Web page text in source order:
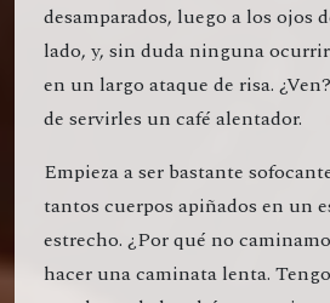
desamparados, luego a los ojos
lado, y, sin duda ninguna
en un largo ataque de risa.
de servirles un café alentador.
Empieza a ser bastante
tantos cuerpos apiñados en un
estrecho. ¿Por qué no
hacer una caminata lenta.